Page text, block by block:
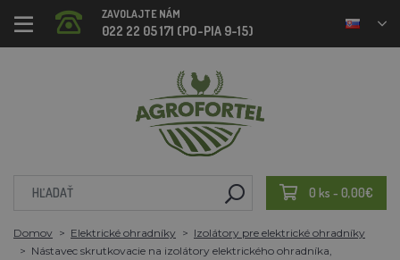
ZAVOLAJTE NÁM
022 22 05 171 (PO-PIA 9-15)
0 ks - 0,00€
Domov Elektrické ohradníky
Izolátory pre elektrické ohradníky
Nástavec skrutkovacie na izolátory elektrického ohradníka,